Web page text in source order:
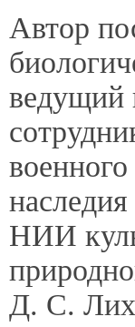
Автор
ведущий
НИИ
Д. С.